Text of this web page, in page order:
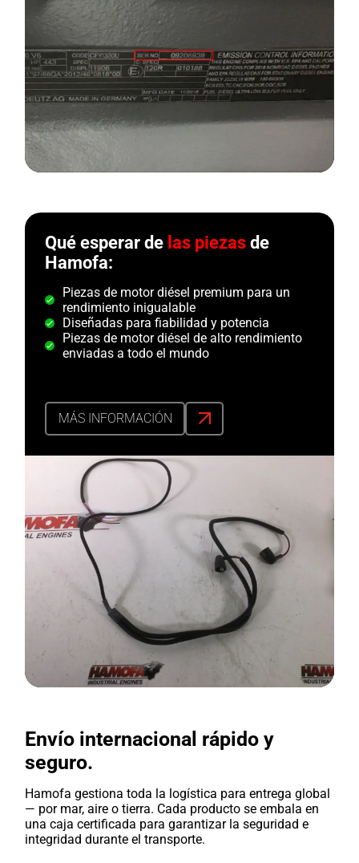
Qué esperar de las piezasde
Hamofa:
Piezas de motor diésel premium para un
rendimiento inigualable
Diseñadas para fiabilidad y potencia
Piezas de motor diésel de alto rendimiento
enviadas a todo el mundo
MÁS INFORMACIÓN
Envío internacional rápido y
seguro.
Hamofa gestiona toda la logística para entrega global
— por mar, aire o tierra. Cada producto se embala en
una caja certificada para garantizar la seguridad e
integridad durante el transporte.